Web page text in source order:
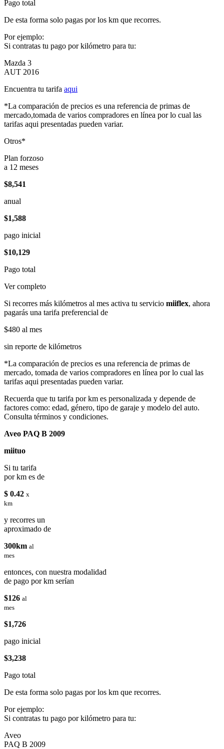
Pago total
De esta forma solo pagas por los km que recorres.
Por ejemplo:
Si contratas tu pago por kilómetro para tu:
Mazda 3
AUT 2016
Encuentra tu tarifa aqui
*La comparación de precios es una referencia de primas de
mercado,tomada de varios compradores en línea por lo cual las
tarifas aqui presentadas pueden variar.
Otros*
Plan forzoso
a 12 meses
$8,541
anual
$1,588
pago inicial
$10,129
Pago total
Ver completo
Si recorres más kilómetros al mes activa tu servicio miiflex, ahora
pagarás una tarifa preferencial de
$480 al mes
sin reporte de kilómetros
*La comparación de precios es una referencia de primas de
mercado, tomada de varios compradores en línea por lo cual las
tarifas aqui presentadas pueden variar.
Recuerda que tu tarifa por km es personalizada y depende de
factores como: edad, género, tipo de garaje y modelo del auto.
Consulta términos y condiciones.
Aveo PAQ B 2009
miituo
Si tu tarifa
por km es de
$ 0.42 x
km
y recorres un
aproximado de
300km al
mes
entonces, con nuestra modalidad
de pago por km serían
$126 al
mes
$1,726
pago inicial
$3,238
Pago total
De esta forma solo pagas por los km que recorres.
Por ejemplo:
Si contratas tu pago por kilómetro para tu:
Aveo
PAQ B 2009